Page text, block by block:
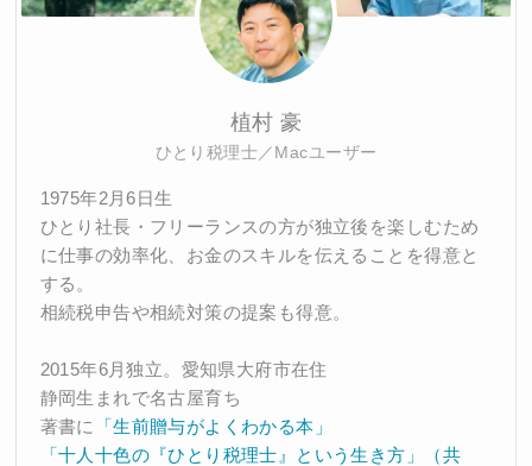
植村 豪
ひとり税理士／Macユーザー
1975年2月6日生
ひとり社長・フリーランスの方が独立後を楽しむため
に仕事の効率化、お金のスキルを伝えることを得意と
する。
相続税申告や相続対策の提案も得意。
2015年6月独立。愛知県大府市在住
静岡生まれで名古屋育ち
著書に
「生前贈与がよくわかる本」
「十人十色の『ひとり税理士』という生き方」（共